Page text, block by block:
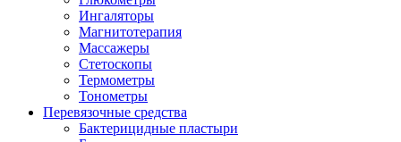
Ингаляторы
Магнитотерапия
Массажеры
Стетоскопы
Термометры
Тонометры
Перевязочные средства
Бактерицидные пластыри